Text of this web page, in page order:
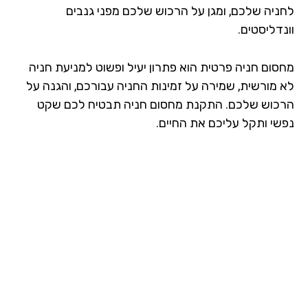
שלכם, ומגן על הרכוש שלכם מפני גנבים
חניה פרטית הוא פתרון יעיל ופשוט למניעת חניה
מורשית, שמירה על זמינות החניה עבורכם, והגנה על
שלכם. התקנת מחסום חניה תבטיח לכם שקט
ותקל עליכם את החיים.